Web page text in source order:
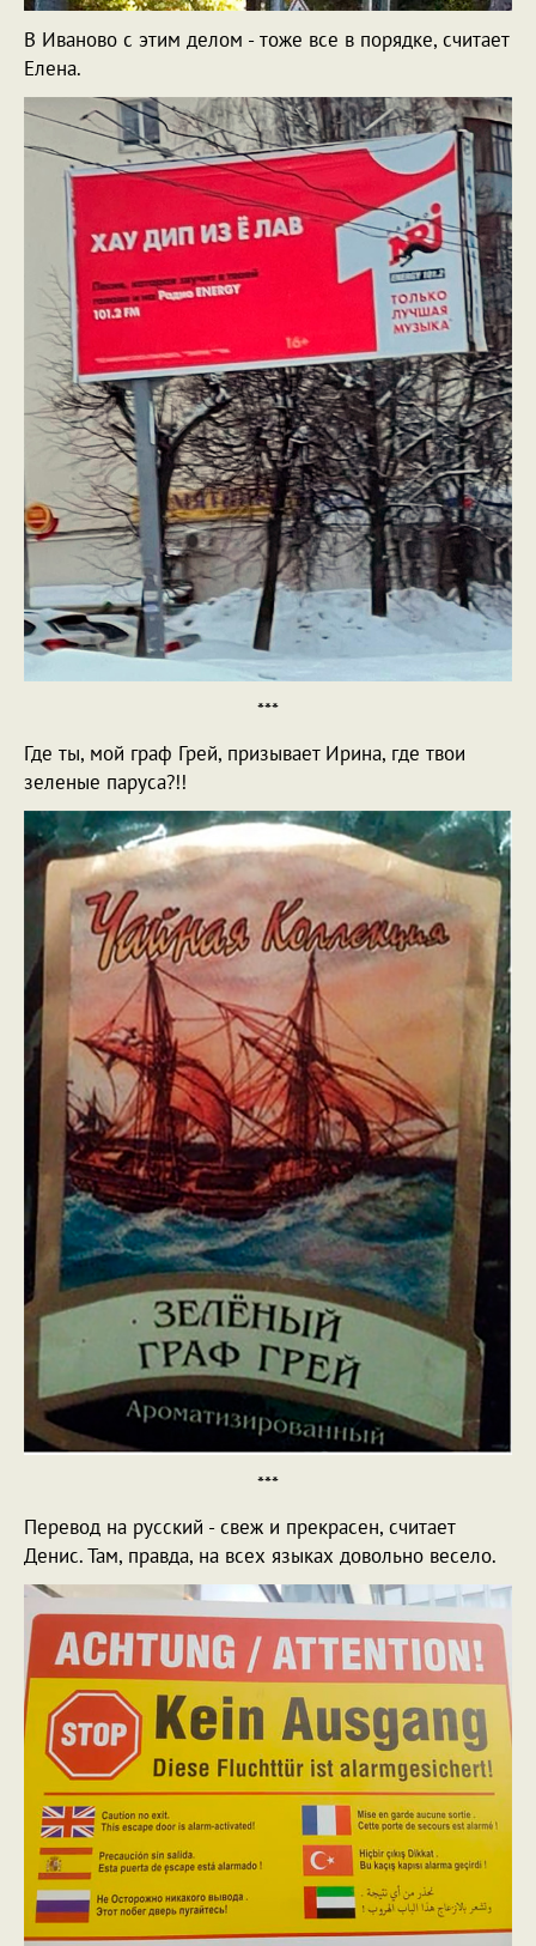
В Иваново с этим делом - тоже все в порядке, считает
Елена.
***
Где ты, мой граф Грей, призывает Ирина, где твои
зеленые паруса?!!
***
Перевод на русский - свеж и прекрасен, считает
Денис. Там, правда, на всех языках довольно весело.